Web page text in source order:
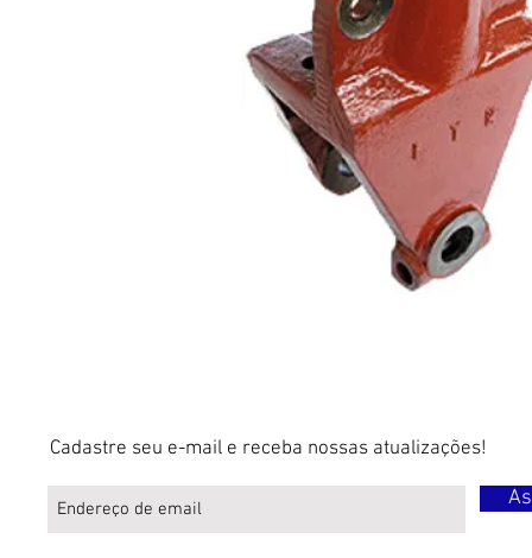
Cadastre seu e-mail e receba nossas atualizações!